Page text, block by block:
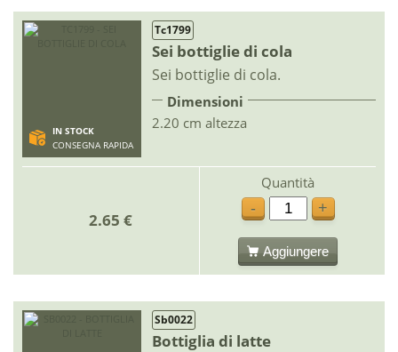
IN STOCK
CONSEGNA RAPIDA
Tc1799
Sei bottiglie di cola
Sei bottiglie di cola.
Dimensioni
2.20 cm altezza
2.65 €
Quantità
-
+
Aggiungere
Sb0022
Bottiglia di latte